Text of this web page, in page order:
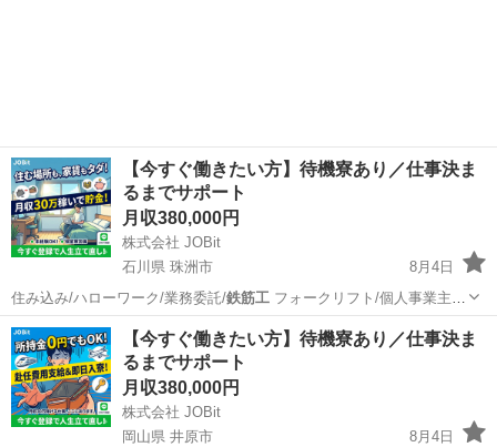
【今すぐ働きたい方】待機寮あり／仕事決ま
るまでサポート
月収380,000円
株式会社 JOBit
石川県 珠洲市
8月4日
住み込み/ハローワーク/業務委託/鉄筋工フォークリフト/個人事業主/
ービス…
石川 珠洲市 物流 住み込み
【今すぐ働きたい方】待機寮あり／仕事決ま
るまでサポート
月収380,000円
株式会社 JOBit
岡山県 井原市
8月4日